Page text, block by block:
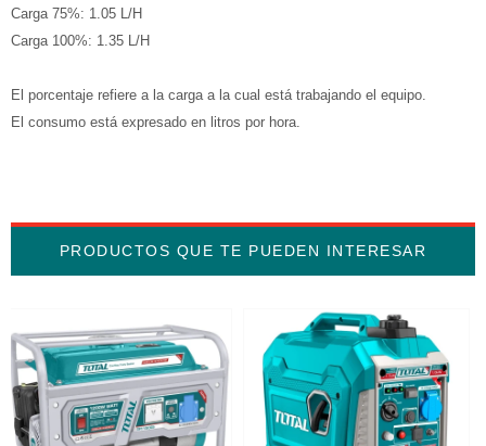
Carga 75%: 1.05 L/H
Carga 100%: 1.35 L/H
El porcentaje refiere a la carga a la cual está trabajando el equipo.
El consumo está expresado en litros por hora.
PRODUCTOS QUE TE PUEDEN INTERESAR